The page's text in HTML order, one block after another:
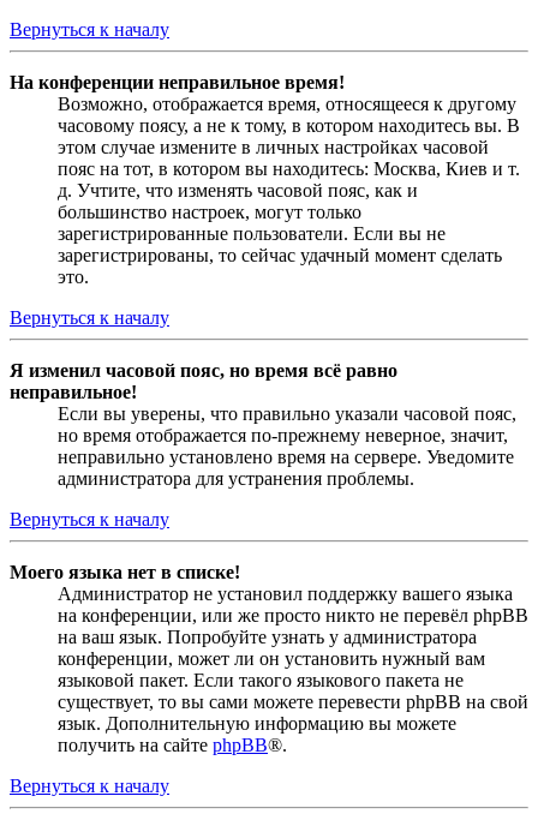
Вернуться к началу
На конференции неправильное время!
Возможно, отображается время, относящееся к другому
часовому поясу, а не к тому, в котором находитесь вы. В
этом случае измените в личных настройках часовой
пояс на тот, в котором вы находитесь: Москва, Киев и т.
д. Учтите, что изменять часовой пояс, как и
большинство настроек, могут только
зарегистрированные пользователи. Если вы не
зарегистрированы, то сейчас удачный момент сделать
это.
Вернуться к началу
Я изменил часовой пояс, но время всё равно
неправильное!
Если вы уверены, что правильно указали часовой пояс,
но время отображается по-прежнему неверное, значит,
неправильно установлено время на сервере. Уведомите
администратора для устранения проблемы.
Вернуться к началу
Моего языка нет в списке!
Администратор не установил поддержку вашего языка
на конференции, или же просто никто не перевёл phpBB
на ваш язык. Попробуйте узнать у администратора
конференции, может ли он установить нужный вам
языковой пакет. Если такого языкового пакета не
существует, то вы сами можете перевести phpBB на свой
язык. Дополнительную информацию вы можете
получить на сайте phpBB®.
Вернуться к началу